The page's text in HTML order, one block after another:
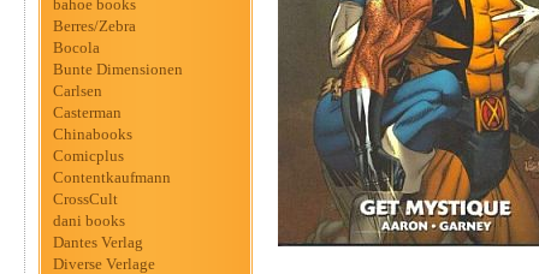
bahoe books
Berres/Zebra
Bocola
Bunte Dimensionen
Carlsen
Casterman
Chinabooks
Comicplus
Contentkaufmann
CrossCult
dani books
Dantes Verlag
Diverse Verlage